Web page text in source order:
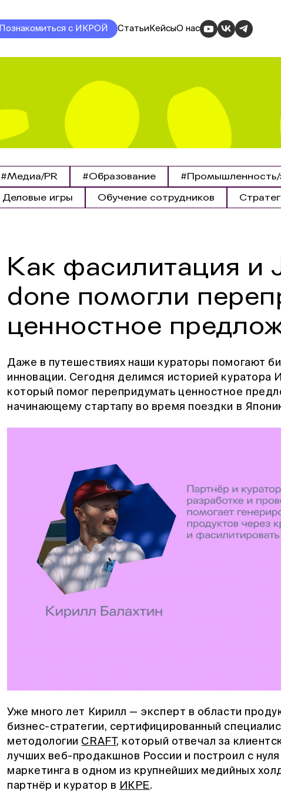
Познакомиться с ИКРОЙ СтатьиКейсыО нас
#Медиа/PR #Образование #Промышленность/
Деловые игры Обучение сотрудников
Как фасилитация и
done помогли
ценностное
Даже в путешествиях наши кураторы помогают
инновации. Сегодня делимся историей куратора
который помог перепридумать ценностное
начинающему стартапу во время поездки в
Уже много лет Кирилл — эксперт в области
бизнес-стратегии, сертифицированный
методологии CRAFT, который отвечал за
лучших веб-продакшнов России и построил с
маркетинга в одном из крупнейших медийных
партнёр и куратор в ИКРЕ.